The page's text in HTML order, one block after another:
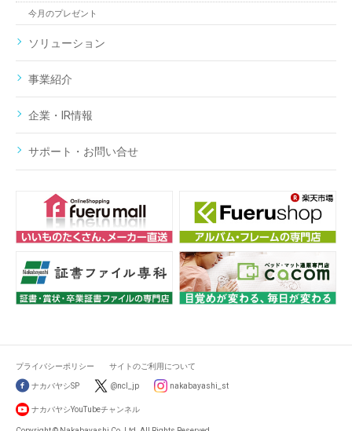
今月のプレゼント
ソリューション
事業紹介
企業・IR情報
サポート・お問い合せ
プライバシーポリシー サイトのご利用について
ナカバヤシSP @ncl_jp nakabayashi_st
ナカバヤシYouTubeチャンネル